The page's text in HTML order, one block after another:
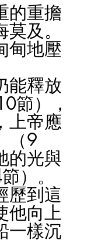
的重擔
及。
甸地壓
能釋放
節），
上帝應
（9
的光與
）。
歷到這
他向上
一樣沉